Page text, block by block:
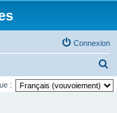
Connexion
e
: